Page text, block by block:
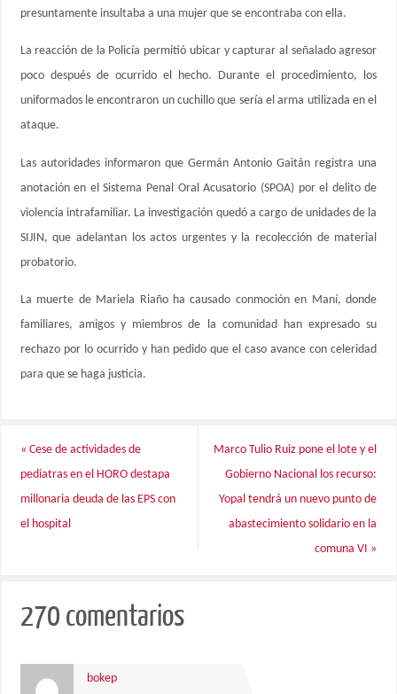
presuntamente insultaba a una mujer que se encontraba con ella.
La reacción de la Policía permitió ubicar y capturar al señalado agresor
poco después de ocurrido el hecho. Durante el procedimiento, los
uniformados le encontraron un cuchillo que sería el arma utilizada en el
ataque.
Las autoridades informaron que Germán Antonio Gaitán registra una
anotación en el Sistema Penal Oral Acusatorio (SPOA) por el delito de
violencia intrafamiliar. La investigación quedó a cargo de unidades de la
SIJIN, que adelantan los actos urgentes y la recolección de material
probatorio.
La muerte de Mariela Riaño ha causado conmoción en Maní, donde
familiares, amigos y miembros de la comunidad han expresado su
rechazo por lo ocurrido y han pedido que el caso avance con celeridad
para que se haga justicia.
« Cese de actividades de
pediatras en el HORO destapa
millonaria deuda de las EPS con
el hospital
Marco Tulio Ruiz pone el lote y el
Gobierno Nacional los recurso:
Yopal tendrá un nuevo punto de
abastecimiento solidario en la
comuna VI »
270 comentarios
bokep